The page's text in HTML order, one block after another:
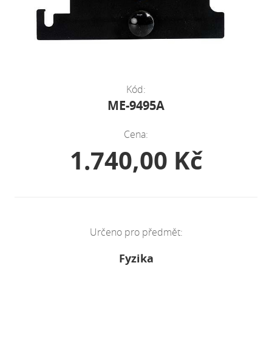
Kód:
ME-9495A
Cena:
1.740,00 Kč
Určeno pro předmět:
Fyzika